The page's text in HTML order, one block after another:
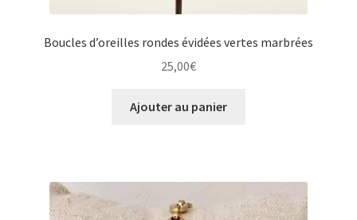
Boucles d’oreilles rondes évidées vertes marbrées
25,00€
Ajouter au panier